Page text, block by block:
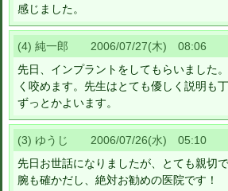
感じました。
(4) 純一郎 2006/07/27(木) 08:06
先日、インプラントをしてもらいました
く咬めます。先生はとても優しく説明も
ずっとかよいます。
(3) ゆうじ 2006/07/26(水) 05:10
先日お世話になりましたが、とても親切
腕も確かだし、絶対お勧めの医院です！